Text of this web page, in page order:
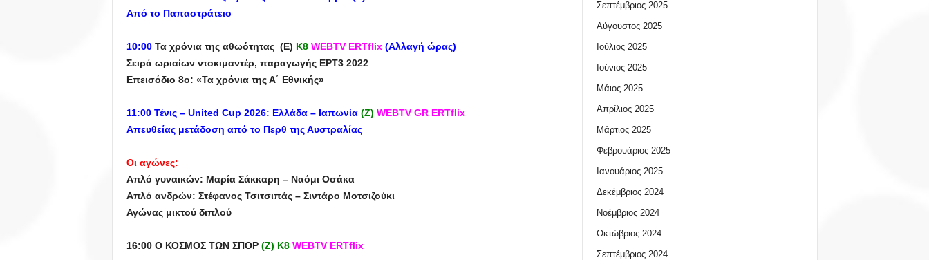
Από το Παπαστράτειο
10:00 Τα χρόνια της αθωότητας (E) Κ8 WEBTV ERTflix (Αλλαγή ώρας)
Σειρά ωριαίων ντοκιμαντέρ, παραγωγής ΕΡΤ3 2022
Επεισόδιο 8ο: «Τα χρόνια της Α΄ Εθνικής»
11:00 Τένις – United Cup 2026: Ελλάδα – Ιαπωνία (Z) WEBTV GR ERTflix
Απευθείας μετάδοση από το Περθ της Αυστραλίας
Οι αγώνες:
Απλό γυναικών: Μαρία Σάκκαρη – Ναόμι Οσάκα
Απλό ανδρών: Στέφανος Τσιτσιπάς – Σιντάρο Μοτσιζούκι
Αγώνας μικτού διπλού
16:00 Ο ΚΟΣΜΟΣ ΤΩΝ ΣΠΟΡ (Ζ) Κ8 WEBTV ERTflix
Σεπτέμβριος 2025
Αύγουστος 2025
Ιούλιος 2025
Ιούνιος 2025
Μάιος 2025
Απρίλιος 2025
Μάρτιος 2025
Φεβρουάριος 2025
Ιανουάριος 2025
Δεκέμβριος 2024
Νοέμβριος 2024
Οκτώβριος 2024
Σεπτέμβριος 2024